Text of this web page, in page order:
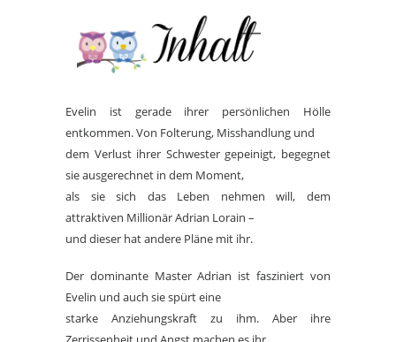
Evelin ist gerade ihrer persönlichen Hölle
entkommen. Von Folterung, Misshandlung und
dem Verlust ihrer Schwester gepeinigt, begegnet
sie ausgerechnet in dem Moment,
als sie sich das Leben nehmen will, dem
attraktiven Millionär Adrian Lorain –
und dieser hat andere Pläne mit ihr.
Der dominante Master Adrian ist fasziniert von
Evelin und auch sie spürt eine
starke Anziehungskraft zu ihm. Aber ihre